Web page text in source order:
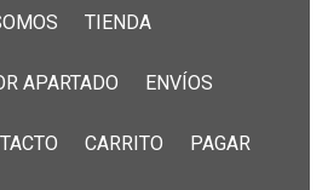
TIENDA
APARTADO ENVÍOS
CARRITO PAGAR